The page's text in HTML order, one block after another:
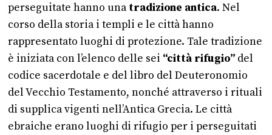
perseguitate hanno unatradizione antica. Nel
corso della storia i templi e le città hanno
rappresentato luoghi di protezione. Tale tradizione
è iniziata con l’elenco delle sei “città rifugio” del
codice sacerdotale e del libro del Deuteronomio
del Vecchio Testamento, nonché attraverso i rituali
di supplica vigenti nell’Antica Grecia. Le città
ebraiche erano luoghi di rifugio per i perseguitati